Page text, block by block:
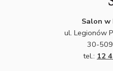
Salon w
ul. Legionów
30-
tel.: 12